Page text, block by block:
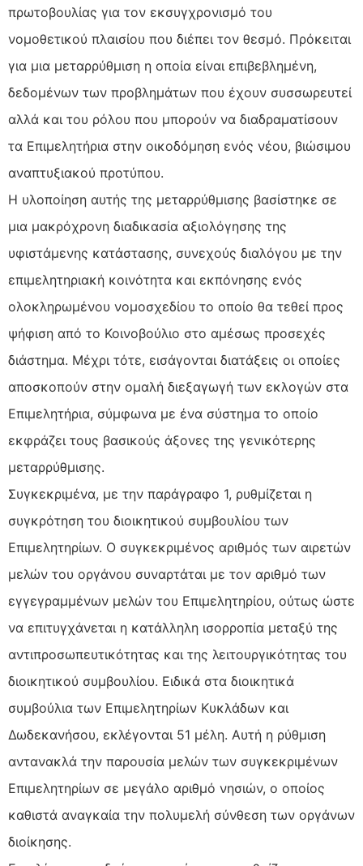
πρωτοβουλίας για τον εκσυγχρονισμό του
νομοθετικού πλαισίου που διέπει τον θεσμό. Πρόκειται
για μια μεταρρύθμιση η οποία είναι επιβεβλημένη,
δεδομένων των προβλημάτων που έχουν συσσωρευτεί
αλλά και του ρόλου που μπορούν να διαδραματίσουν
τα Επιμελητήρια στην οικοδόμηση ενός νέου, βιώσιμου
αναπτυξιακού προτύπου.
Η υλοποίηση αυτής της μεταρρύθμισης βασίστηκε σε
μια μακρόχρονη διαδικασία αξιολόγησης της
υφιστάμενης κατάστασης, συνεχούς διαλόγου με την
επιμελητηριακή κοινότητα και εκπόνησης ενός
ολοκληρωμένου νομοσχεδίου το οποίο θα τεθεί προς
ψήφιση από το Κοινοβούλιο στο αμέσως προσεχές
διάστημα. Μέχρι τότε, εισάγονται διατάξεις οι οποίες
αποσκοπούν στην ομαλή διεξαγωγή των εκλογών στα
Επιμελητήρια, σύμφωνα με ένα σύστημα το οποίο
εκφράζει τους βασικούς άξονες της γενικότερης
μεταρρύθμισης.
Συγκεκριμένα, με την παράγραφο 1, ρυθμίζεται η
συγκρότηση του διοικητικού συμβουλίου των
Επιμελητηρίων. Ο συγκεκριμένος αριθμός των αιρετών
μελών του οργάνου συναρτάται με τον αριθμό των
εγγεγραμμένων μελών του Επιμελητηρίου, ούτως ώστε
να επιτυγχάνεται η κατάλληλη ισορροπία μεταξύ της
αντιπροσωπευτικότητας και της λειτουργικότητας του
διοικητικού συμβουλίου. Ειδικά στα διοικητικά
συμβούλια των Επιμελητηρίων Κυκλάδων και
Δωδεκανήσου, εκλέγονται 51 μέλη. Αυτή η ρύθμιση
αντανακλά την παρουσία μελών των συγκεκριμένων
Επιμελητηρίων σε μεγάλο αριθμό νησιών, ο οποίος
καθιστά αναγκαία την πολυμελή σύνθεση των οργάνων
διοίκησης.